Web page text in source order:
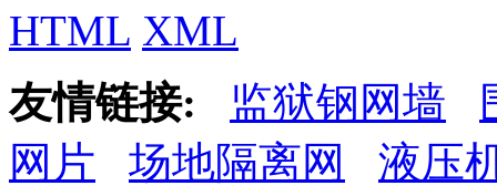
HTML XML
友情链接:
监狱钢网墙
网片
场地隔离网
液压